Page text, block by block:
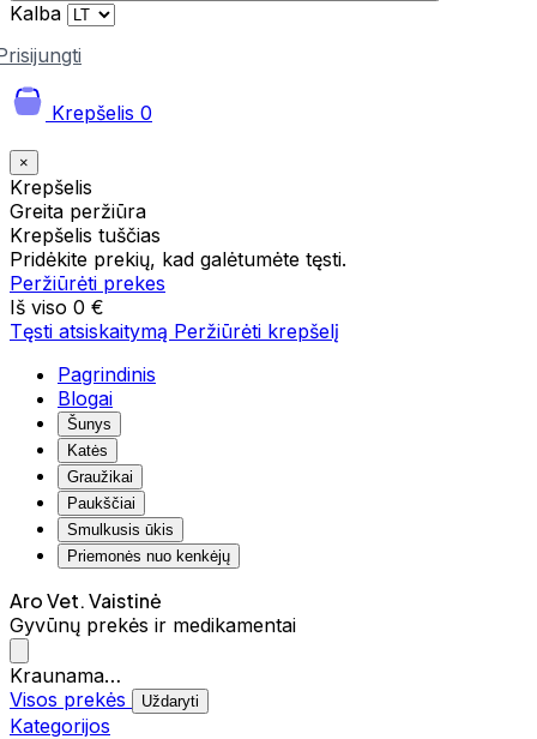
Kalba
Krepšelis 0
×
Krepšelis
Greita peržiūra
Krepšelis tuščias
Pridėkite prekių, kad galėtumėte tęsti.
Peržiūrėti prekes
Iš viso 0 €
Tęsti atsiskaitymą Peržiūrėti krepšelį
Pagrindinis
Blogai
Šunys
Katės
Graužikai
Paukščiai
Smulkusis ūkis
Priemonės nuo kenkėjų
Aro Vet. Vaistinė
Gyvūnų prekės ir medikamentai
Kraunama…
Visos prekės
Uždaryti
Kategorijos